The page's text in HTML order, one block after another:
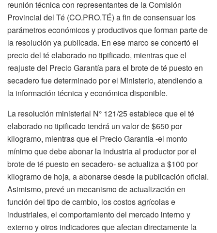
reunión técnica con representantes de la Comisión
Provincial del Té (CO.PRO.TÉ) a fin de consensuar los
parámetros económicos y productivos que forman parte de
la resolución ya publicada. En ese marco se concertó el
precio del té elaborado no tipificado, mientras que el
reajuste del Precio Garantía para el brote de té puesto en
secadero fue determinado por el Ministerio, atendiendo a
la información técnica y económica disponible.
La resolución ministerial N° 121/25 establece que el té
elaborado no tipificado tendrá un valor de $650 por
kilogramo, mientras que el Precio Garantía -el monto
mínimo que debe abonar la industria al productor por el
brote de té puesto en secadero- se actualiza a $100 por
kilogramo de hoja, a abonarse desde la publicación oficial.
Asimismo, prevé un mecanismo de actualización en
función del tipo de cambio, los costos agrícolas e
industriales, el comportamiento del mercado interno y
externo y otros indicadores que afectan directamente la